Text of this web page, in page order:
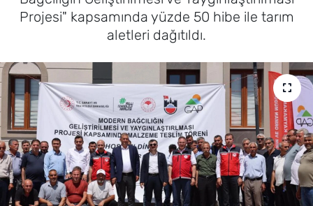
Projesi" kapsamında yüzde 50 hibe ile tarım
aletleri dağıtıldı.